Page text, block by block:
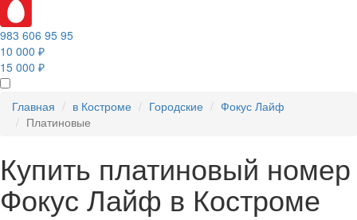
983 606 95 95
10 000 ₽
15 000 ₽
Главная в Костроме Городские
Фокус Лайф
Платиновые
Купить платиновый номер
Фокус Лайф в Костроме